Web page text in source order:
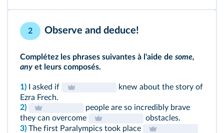
2 Observe and deduce!
Complétez les phrases suivantes à l'aide de some,
any et leurs composés.
1) I asked if
knew about the story of
Ezra Frech.
2)
people are so incredibly brave
they can overcome
obstacles.
3) The first Paralympics took place